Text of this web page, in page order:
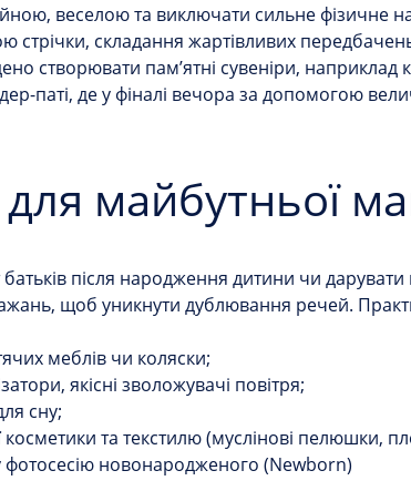
веселою та виключати сильне фізичне
складання жартівливих
створювати пам’ятні сувеніри,
паті, де у фіналі вечора за допомогою
для майбутньої
після народження дитини чи
щоб уникнути дублювання речей.
меблів чи коляски;
якісні зволожувачі повітря;
сну;
косметики та текстилю (муслінові пелюшки,
фотосесію новонародженого (Newborn)